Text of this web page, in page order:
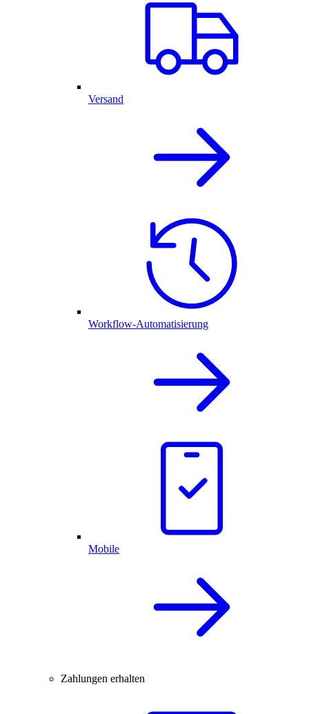
Versand
Workflow-Automatisierung
Mobile
Zahlungen erhalten